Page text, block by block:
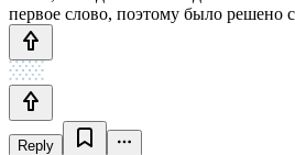
первое слово, поэтому было решено
Reply